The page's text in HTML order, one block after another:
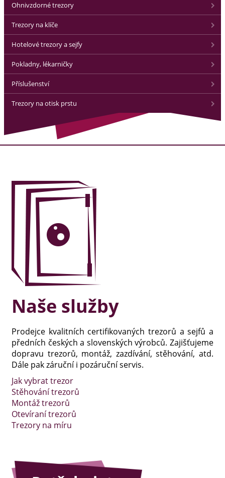
Ohnivzdorné trezory
Trezory na klíče
Hotelové trezory a sejfy
Pokladny, lékarničky
Příslušenství
Trezory na otisk prstu
Naše služby
Prodejce kvalitních certifikovaných trezorů a sejfů a
předních českých a slovenských výrobců. Zajišťujeme
dopravu trezorů, montáž, zazdívání, stěhování, atd.
Dále pak záruční i pozáruční servis.
Jak vybrat trezor
Stěhování trezorů
Montáž trezorů
Otevíraní trezorů
Trezory na míru